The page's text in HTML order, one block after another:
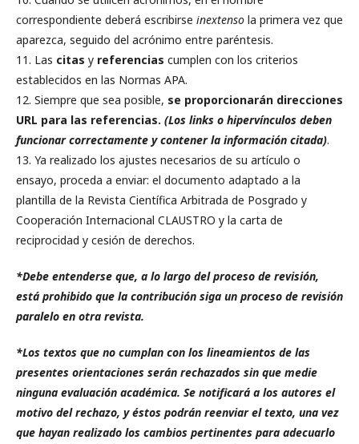
correspondiente deberá escribirse inextenso la primera vez que
aparezca, seguido del acrónimo entre paréntesis.
11. Las citas y referencias cumplen con los criterios
establecidos en las Normas APA.
12. Siempre que sea posible, se proporcionarán direcciones
URL para las referencias. (Los links o hipervínculos deben
funcionar correctamente y contener la información citada).
13. Ya realizado los ajustes necesarios de su artículo o
ensayo, proceda a enviar: el documento adaptado a la
plantilla de la Revista Científica Arbitrada de Posgrado y
Cooperación Internacional CLAUSTRO y la carta de
reciprocidad y cesión de derechos.
*Debe entenderse que, a lo largo del proceso de revisión,
está prohibido que la contribución siga un proceso de revisión
paralelo en otra revista.
*Los textos que no cumplan con los lineamientos de las
presentes orientaciones serán rechazados sin que medie
ninguna evaluación académica. Se notificará a los autores el
motivo del rechazo, y éstos podrán reenviar el texto, una vez
que hayan realizado los cambios pertinentes para adecuarlo